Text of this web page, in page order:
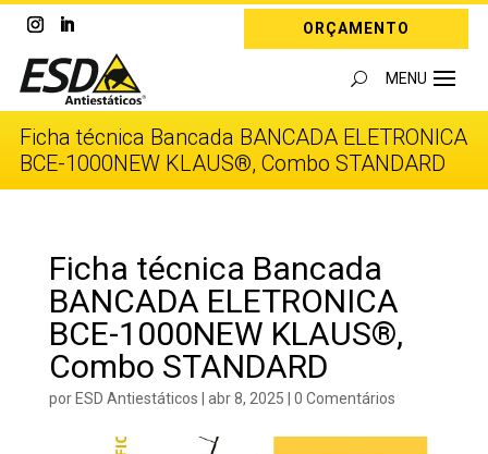
ORÇAMENTO
Ficha técnica Bancada BANCADA ELETRONICA
BCE-1000NEW KLAUS®, Combo STANDARD
Ficha técnica Bancada
BANCADA ELETRONICA
BCE-1000NEW KLAUS®,
Combo STANDARD
porESD Antiestáticos | abr 8, 2025 | 0 Comentários